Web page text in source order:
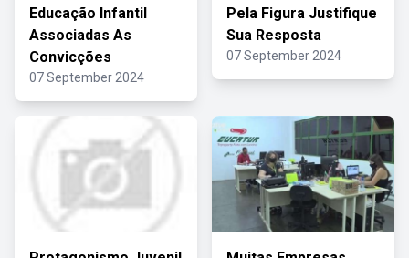
Educação Infantil
Associadas As
Convicções
07 September 2024
Pela Figura Justifique
Sua Resposta
07 September 2024